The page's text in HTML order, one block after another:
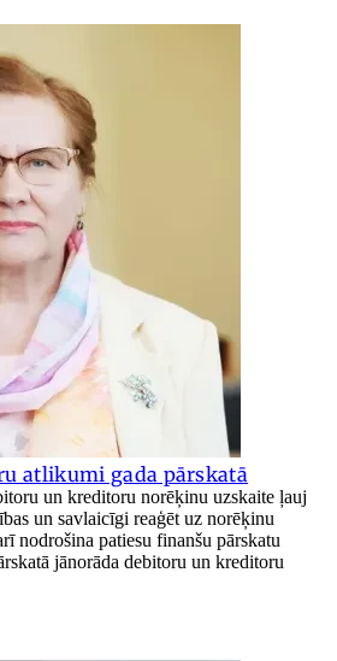
atlikumi gada pārskatā
un kreditoru norēķinu uzskaite ļauj
un savlaicīgi reaģēt uz norēķinu
nodrošina patiesu finanšu pārskatu
jānorāda debitoru un kreditoru